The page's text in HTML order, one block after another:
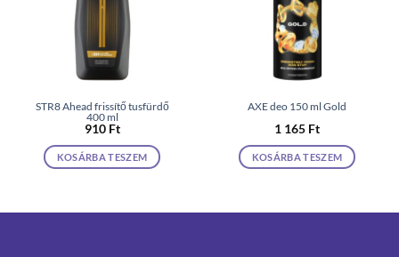
STR8 Ahead frissítő tusfürdő
400 ml
910 Ft
KOSÁRBA TESZEM
AXE deo 150 ml Gold
1 165 Ft
KOSÁRBA TESZEM